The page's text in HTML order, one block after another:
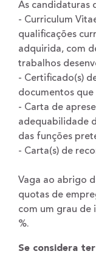
As candidaturas
- Curriculum
qualificações
adquirida, com
trabalhos
- Certificado(s)
documentos
- Carta de
adequabilidade
das funções
- Carta(s) de
Vaga ao abrigo
quotas de
com um grau de
%.
Se considera